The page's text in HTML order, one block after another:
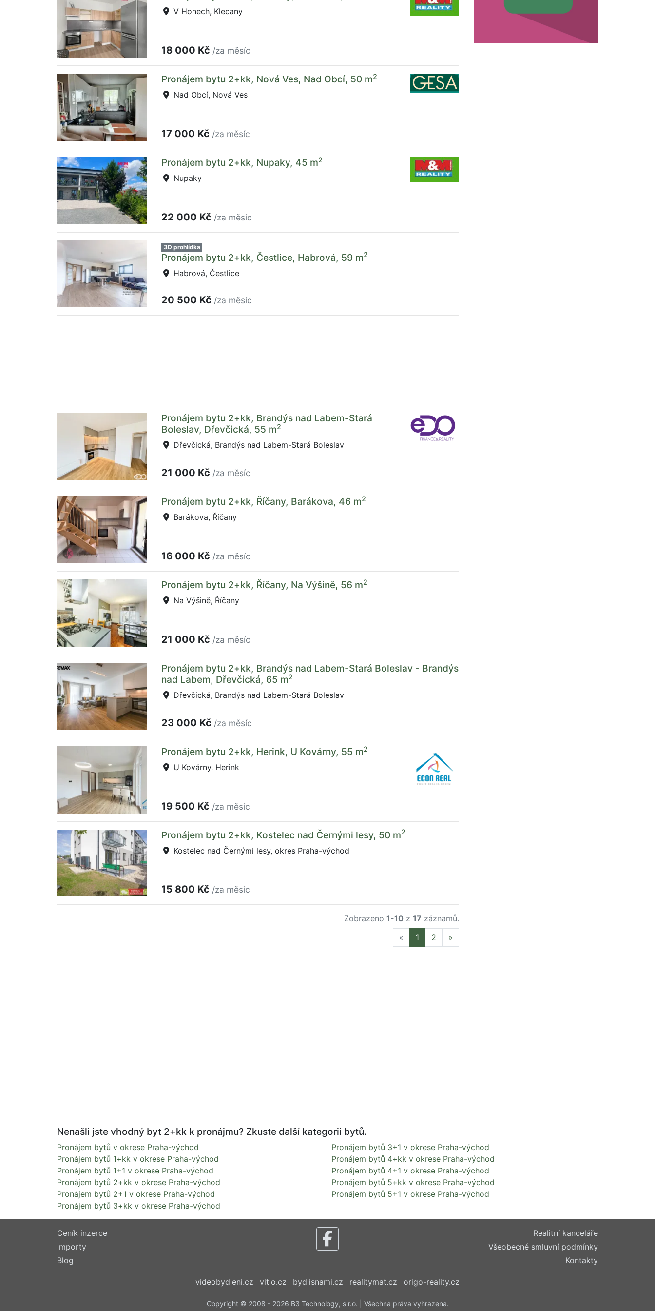
V Honech, Klecany
18 000 Kč /za měsíc
Pronájem bytu 2+kk, Nová Ves, Nad Obcí, 50 m2
Nad Obcí, Nová Ves
17 000 Kč /za měsíc
Pronájem bytu 2+kk, Nupaky, 45 m2
Nupaky
22 000 Kč /za měsíc
3D prohlídka
Pronájem bytu 2+kk, Čestlice, Habrová, 59 m2
Habrová, Čestlice
20 500 Kč /za měsíc
Pronájem bytu 2+kk, Brandýs nad Labem-Stará
Boleslav, Dřevčická, 55 m2
Dřevčická, Brandýs nad Labem-Stará Boleslav
21 000 Kč /za měsíc
Pronájem bytu 2+kk, Říčany, Barákova, 46 m2
Barákova, Říčany
16 000 Kč /za měsíc
Pronájem bytu 2+kk, Říčany, Na Výšině, 56 m2
Na Výšině, Říčany
21 000 Kč /za měsíc
Pronájem bytu 2+kk, Brandýs nad Labem-Stará Boleslav - Brandýs
nad Labem, Dřevčická, 65 m2
Dřevčická, Brandýs nad Labem-Stará Boleslav
23 000 Kč /za měsíc
Pronájem bytu 2+kk, Herink, U Kovárny, 55 m2
U Kovárny, Herink
19 500 Kč /za měsíc
Pronájem bytu 2+kk, Kostelec nad Černými lesy, 50 m2
Kostelec nad Černými lesy, okres Praha-východ
15 800 Kč /za měsíc
Zobrazeno 1-10 z 17 záznamů.
« Previous
1 2 »
Nenašli jste vhodný byt 2+kk k pronájmu? Zkuste další kategorii bytů.
Pronájem bytů v okrese Praha-východ
Pronájem bytů 1+kk v okrese Praha-východ
Pronájem bytů 1+1 v okrese Praha-východ
Pronájem bytů 2+kk v okrese Praha-východ
Pronájem bytů 2+1 v okrese Praha-východ
Pronájem bytů 3+kk v okrese Praha-východ
Pronájem bytů 3+1 v okrese Praha-východ
Pronájem bytů 4+kk v okrese Praha-východ
Pronájem bytů 4+1 v okrese Praha-východ
Pronájem bytů 5+kk v okrese Praha-východ
Pronájem bytů 5+1 v okrese Praha-východ
Ceník inzerce
Importy
Blog
Realitní kanceláře
Všeobecné smluvní podmínky
Kontakty
videobydleni.cz vitio.cz bydlisnami.cz realitymat.cz origo-reality.cz
Copyright © 2008 - 2026 B3 Technology, s.r.o. | Všechna práva vyhrazena.